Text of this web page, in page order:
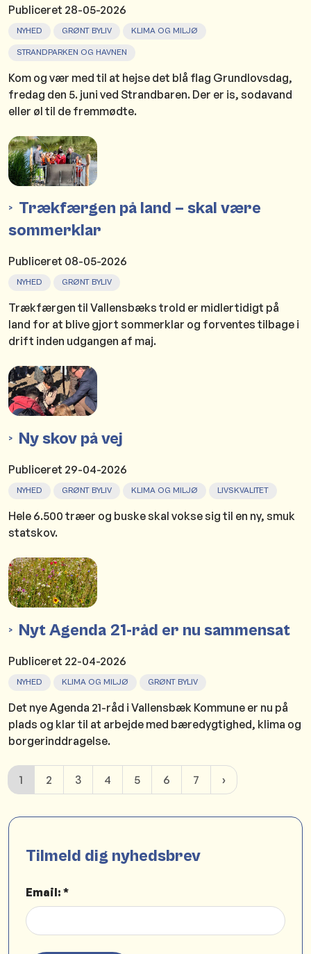
Publiceret 28-05-2026
NYHED GRØNT BYLIV KLIMA OG MILJØ
STRANDPARKEN OG HAVNEN
Kom og vær med til at hejse det blå flag Grundlovsdag,
fredag den 5. juni ved Strandbaren. Der er is, sodavand
eller øl til de fremmødte.
Trækfærgen på land – skal være
sommerklar
Publiceret 08-05-2026
NYHED GRØNT BYLIV
Trækfærgen til Vallensbæks trold er midlertidigt på
land for at blive gjort sommerklar og forventes tilbage i
drift inden udgangen af maj.
Ny skov på vej
Publiceret 29-04-2026
NYHED GRØNT BYLIV KLIMA OG MILJØ LIVSKVALITET
Hele 6.500 træer og buske skal vokse sig til en ny, smuk
statskov.
Nyt Agenda 21-råd er nu sammensat
Publiceret 22-04-2026
NYHED KLIMA OG MILJØ GRØNT BYLIV
Det nye Agenda 21-råd i Vallensbæk Kommune er nu på
plads og klar til at arbejde med bæredygtighed, klima og
borgerinddragelse.
1 2 3 4 5 6 7
Tilmeld dig nyhedsbrev
Email: *